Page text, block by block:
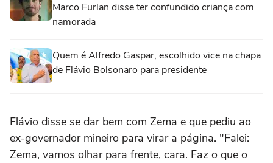
Marco Furlan disse ter confundido criança com
namorada
Quem é Alfredo Gaspar, escolhido vice na chapa
de Flávio Bolsonaro para presidente
Flávio disse se dar bem com Zema e que pediu ao
ex-governador mineiro para virar a página. "Falei:
Zema, vamos olhar para frente, cara. Faz o que o